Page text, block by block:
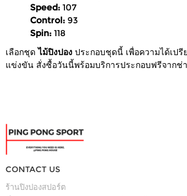
Speed: 107
Control: 93
Spin: 118
เลือกชุด ไม้ปิงปอง ประกอบชุดนี้ เพื่อความได้เป
แข่งขัน สั่งซื้อวันนี้พร้อมบริการประกอบฟรีจากช่
CONTACT US
ร้านปิงปองสปอร์ต